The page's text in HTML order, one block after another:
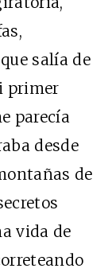
salía de
primer
parecía
desde
de
vida de